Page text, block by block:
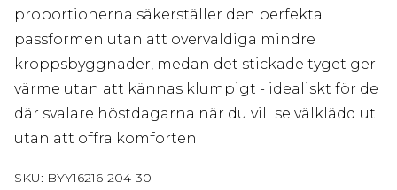
proportionerna säkerställer den perfekta
passformen utan att överväldiga mindre
kroppsbyggnader, medan det stickade tyget ger
värme utan att kännas klumpigt - idealiskt för de
där svalare höstdagarna när du vill se välklädd ut
utan att offra komforten.
SKU: BYY16216-204-30